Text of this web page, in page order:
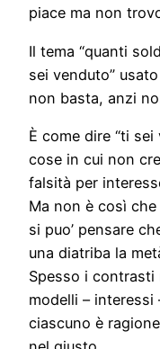
piace ma non
Il tema “quanti
sei venduto”
non basta, anzi
È come dire “ti sei
cose in cui non
falsità per
Ma non è così
si puo’ pensare
una diatriba la
Spesso i
modelli –
ciascuno è